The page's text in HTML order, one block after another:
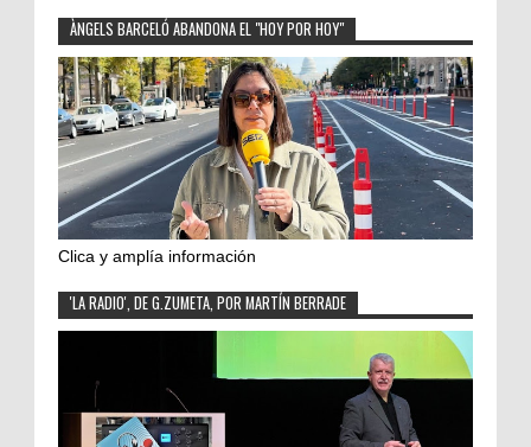
ÀNGELS BARCELÓ ABANDONA EL "HOY POR HOY"
Clica y amplía información
'LA RADIO', DE G.ZUMETA, POR MARTÍN BERRADE